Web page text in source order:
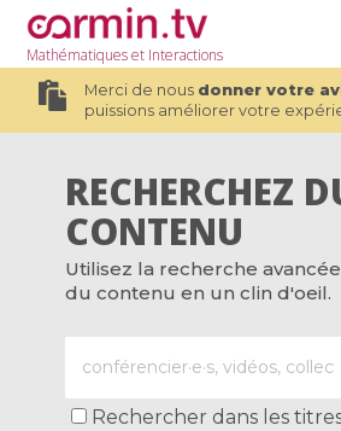
Mathématiqueset Interactions
Merci de nous donner votre
puissions améliorer votre
RECHERCHEZ
CONTENU
Utilisez la recherche
du contenu en un clin d'oeil.
Rechercher dans les